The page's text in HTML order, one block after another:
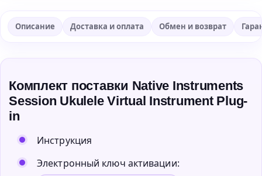
Описание Доставка и оплата Обмен и возврат
Комплект поставки Native Instruments
Session Ukulele Virtual Instrument Plug-
in
Инструкция
Электронный ключ активации: